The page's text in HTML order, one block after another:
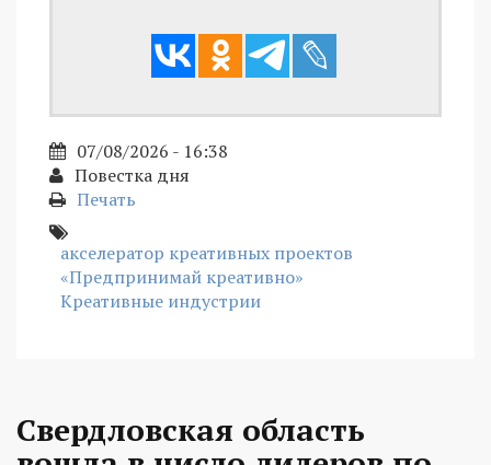
07/08/2026 - 16:38
Повестка дня
Печать
акселератор креативных проектов
«Предпринимай креативно»
Креативные индустрии
Свердловская область